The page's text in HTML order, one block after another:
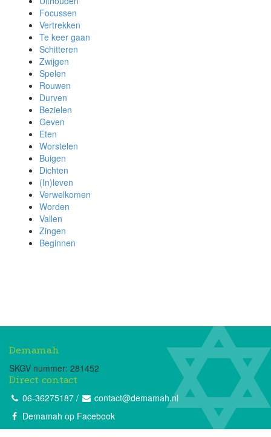
Focussen
Vertrekken
Te keer gaan
Schitteren
Zwijgen
Spelen
Rouwen
Durven
Bezielen
Geven
Eten
Worstelen
Buigen
Dichten
(In)leven
Verwelkomen
Worden
Vallen
Zingen
Beginnen
Demamah
SKGV nummer: 281452
Direct contact
06-36275187 /
contact@demamah.nl
Demamah op Facebook